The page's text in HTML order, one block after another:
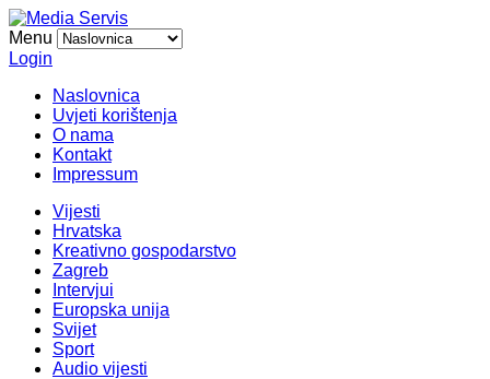
Menu
Login
Naslovnica
Uvjeti korištenja
O nama
Kontakt
Impressum
Vijesti
Hrvatska
Kreativno gospodarstvo
Zagreb
Intervjui
Europska unija
Svijet
Sport
Audio vijesti